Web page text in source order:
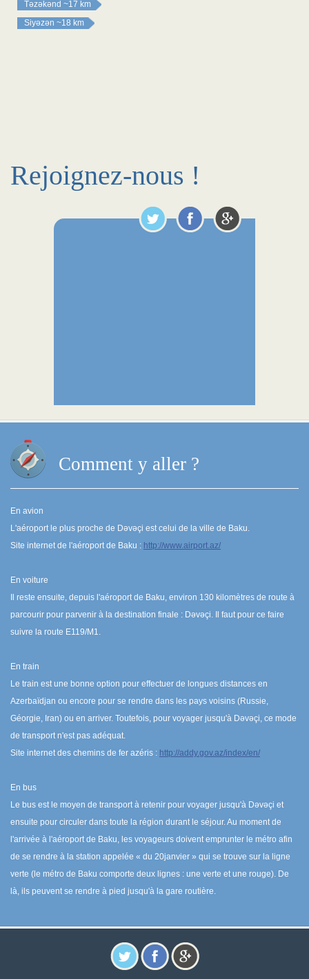
Təzəkənd ~17 km
Siyəzən ~18 km
Rejoignez-nous !
Comment y aller ?
En avion
L'aéroport le plus proche de Dəvəçi est celui de la ville de Baku.
Site internet de l'aéroport de Baku : http://www.airport.az/
En voiture
Il reste ensuite, depuis l'aéroport de Baku, environ 130 kilomètres de route à
parcourir pour parvenir à la destination finale : Dəvəçi. Il faut pour ce faire
suivre la route E119/M1.
En train
Le train est une bonne option pour effectuer de longues distances en
Azerbaïdjan ou encore pour se rendre dans les pays voisins (Russie,
Géorgie, Iran) ou en arriver. Toutefois, pour voyager jusqu'à Dəvəçi, ce mode
de transport n'est pas adéquat.
Site internet des chemins de fer azéris : http://addy.gov.az/index/en/
En bus
Le bus est le moyen de transport à retenir pour voyager jusqu'à Dəvəçi et
ensuite pour circuler dans toute la région durant le séjour. Au moment de
l'arrivée à l'aéroport de Baku, les voyageurs doivent emprunter le métro afin
de se rendre à la station appelée « du 20janvier » qui se trouve sur la ligne
verte (le métro de Baku comporte deux lignes : une verte et une rouge). De
là, ils peuvent se rendre à pied jusqu'à la gare routière.